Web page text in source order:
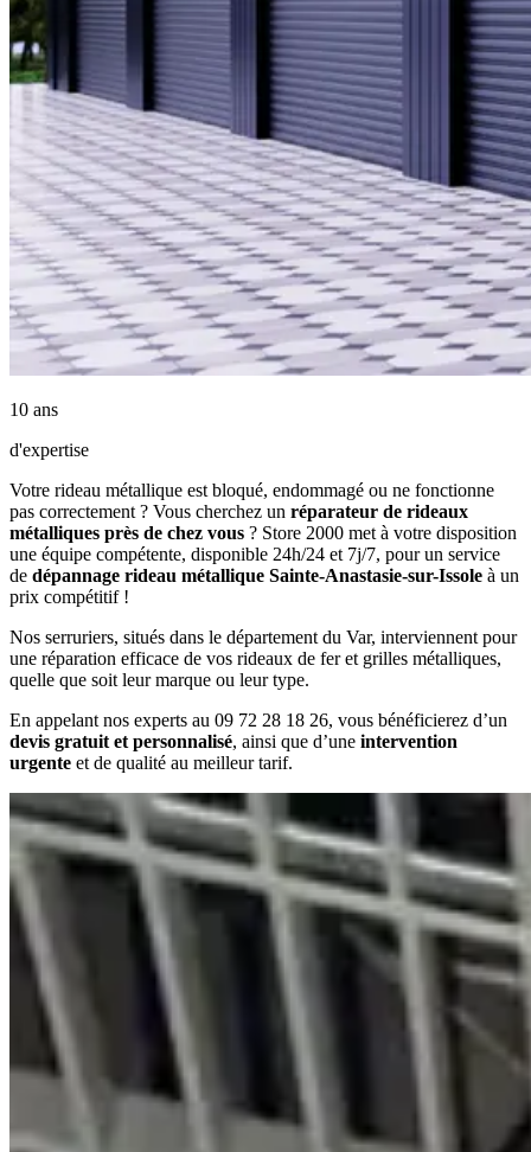
10 ans
d'expertise
Votre rideau métallique est bloqué, endommagé ou ne fonctionne
pas correctement ? Vous cherchez un réparateur de rideaux
métalliques près de chez vous ? Store 2000 met à votre disposition
une équipe compétente, disponible 24h/24 et 7j/7, pour un service
de dépannage rideau métallique Sainte-Anastasie-sur-Issole à un
prix compétitif !
Nos serruriers, situés dans le département du Var, interviennent pour
une réparation efficace de vos rideaux de fer et grilles métalliques,
quelle que soit leur marque ou leur type.
En appelant nos experts au 09 72 28 18 26, vous bénéficierez d’un
devis gratuit et personnalisé, ainsi que d’une intervention
urgente et de qualité au meilleur tarif.